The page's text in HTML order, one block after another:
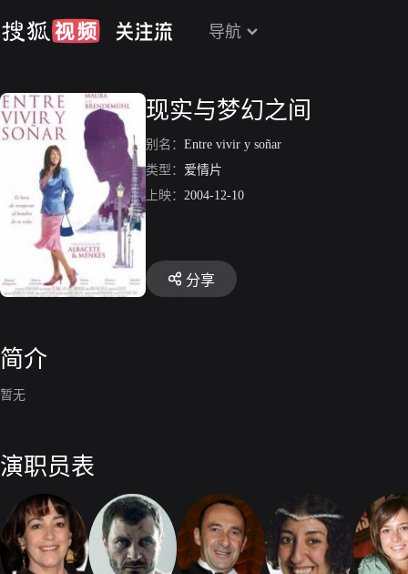
导航
现实与梦幻之间
别名： Entre vivir y soñar
类型： 爱情片
上映： 2004-12-10
分享
简介
暂无
演职员表